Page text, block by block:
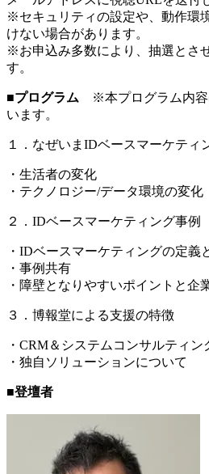
※セキュリティの設定や、動作環
けない場合があります。
※お申込み多数により、抽選とさ
す。
■プログラム
※本プログラム内
います。
１．なぜいまIDベースマーケティ
・生活者の変化
・テクノロジー/データ環境の変化
２．IDベースマーケティング事例
・IDベースマーケティングの定義
・事例共有
・障壁となりやすいポイントと企
３．博報堂による支援の特徴
・CRM＆システムコンサルティン
・独自ソリューションについて
■登壇者